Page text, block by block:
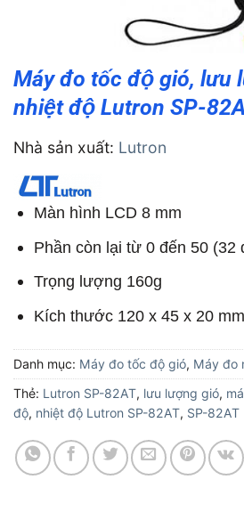
Máy đo tốc độ gió, lưu
nhiệt độ Lutron SP-
Nhà sản xuất: Lutron
Màn hình LCD 8 mm
Phần còn lại từ 0 đến 50 (32
Trọng lượng 160g
Kích thước 120 x 45 x 20 mm
Danh mục: Máy đo tốc độ gió, Máy đo
Thẻ: Lutron SP-82AT, lưu lượng gió,
độ, nhiệt độ Lutron SP-82AT, SP-82AT